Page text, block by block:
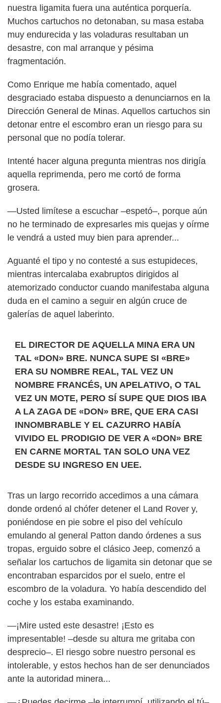
nuestra ligamita fuera una auténtica porquería.
Muchos cartuchos no detonaban, su masa estaba
muy endurecida y las voladuras resultaban un
desastre, con mal arranque y pésima
fragmentación.
Como Enrique me había comentado, aquel
desgraciado estaba dispuesto a denunciarnos en la
Dirección General de Minas. Aquellos cartuchos sin
detonar entre el escombro eran un riesgo para su
personal que no podía tolerar.
Intenté hacer alguna pregunta mientras nos dirigía
aquella reprimenda, pero me cortó de forma
grosera.
—Usted limítese a escuchar –espetó–, porque aún
no he terminado de expresarles mis quejas y oírme
le vendrá a usted muy bien para aprender...
Aguanté el tipo y no contesté a sus estupideces,
mientras intercalaba exabruptos dirigidos al
atemorizado conductor cuando manifestaba alguna
duda en el camino a seguir en algún cruce de
galerías de aquel laberinto.
EL DIRECTOR DE AQUELLA MINA ERA UN
TAL «DON» BRE. NUNCA SUPE SI «BRE»
ERA SU NOMBRE REAL, TAL VEZ UN
NOMBRE FRANCÉS, UN APELATIVO, O TAL
VEZ UN MOTE, PERO SÍ SUPE QUE DIOS IBA
A LA ZAGA DE «DON» BRE, QUE ERA CASI
INNOMBRABLE Y EL CAZURRO HABÍA
VIVIDO EL PRODIGIO DE VER A «DON» BRE
EN CARNE MORTAL TAN SOLO UNA VEZ
DESDE SU INGRESO EN UEE.
Tras un largo recorrido accedimos a una cámara
donde ordenó al chófer detener el Land Rover y,
poniéndose en pie sobre el piso del vehículo
emulando al general Patton dando órdenes a sus
tropas, erguido sobre el clásico Jeep, comenzó a
señalar los cartuchos de ligamita sin detonar que se
encontraban esparcidos por el suelo, entre el
escombro de la voladura. Yo había descendido del
coche y los estaba examinando.
—¡Mire usted este desastre! ¡Esto es
impresentable! –desde su altura me gritaba con
desprecio–. El riesgo sobre nuestro personal es
intolerable, y estos hechos han de ser denunciados
ante la autoridad minera...